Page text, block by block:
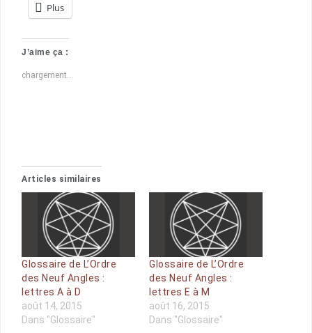
Plus
J’aime ça :
chargement…
Articles similaires
Glossaire de L’Ordre
des Neuf Angles :
lettres A à D
août 14, 2015
Dans "Glossaire"
Glossaire de L’Ordre
des Neuf Angles :
lettres E à M
août 16, 2015
Dans "Glossaire"